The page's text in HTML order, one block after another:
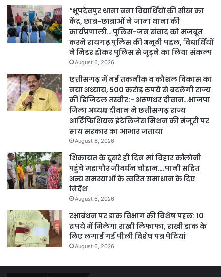
“भूपदेवपुर थाना बना विद्यार्थियों की सीख का
केंद्र, छात्र-छात्राओं ने जाना थाना की
कार्यप्रणाली… पुलिस-जन संवाद को मजबूत
करने रायगढ़ पुलिस की अनूठी पहल, विद्यार्थियों
ने निडर होकर पुलिस से जुड़ने का लिया संकल्प
August 6, 2026
छत्तीसगढ़ में नई तकनीक व कौशल विकास का
नया अध्याय, 500 करोड़ रुपये से बदलेगी राज्य
की डिजिटल तस्वीर:- अरूणधर दीवान…भाजपा
जिला अध्यक्ष दीवान ने छत्तीसगढ़ राज्य
आर्टिफिशियल इंटेलिजेंस मिशन की मंजूरी पर
साय सरकार का आभार जताया
August 6, 2026
शिकायत के दूसरे ही दिन मां विहार कॉलोनी
पहुंचे महापौर जीवर्धन चौहान….पानी सहित
अन्य समस्याओं के त्वरित समाधान के दिए
निर्देश
August 6, 2026
रक्षाबंधन पर डाक विभाग की विशेष पहल: 10
रुपये में मिलेगा राखी लिफाफा, राखी डाक के
लिए लगाई गईं पीली विशेष पत्र पेटियां
August 6, 2026